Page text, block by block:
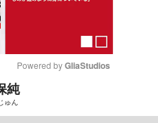
Powered by GliaStudios
純
ゅん